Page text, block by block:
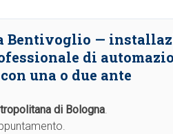
Bentivoglio —
di
una o due ante
di Bologna.